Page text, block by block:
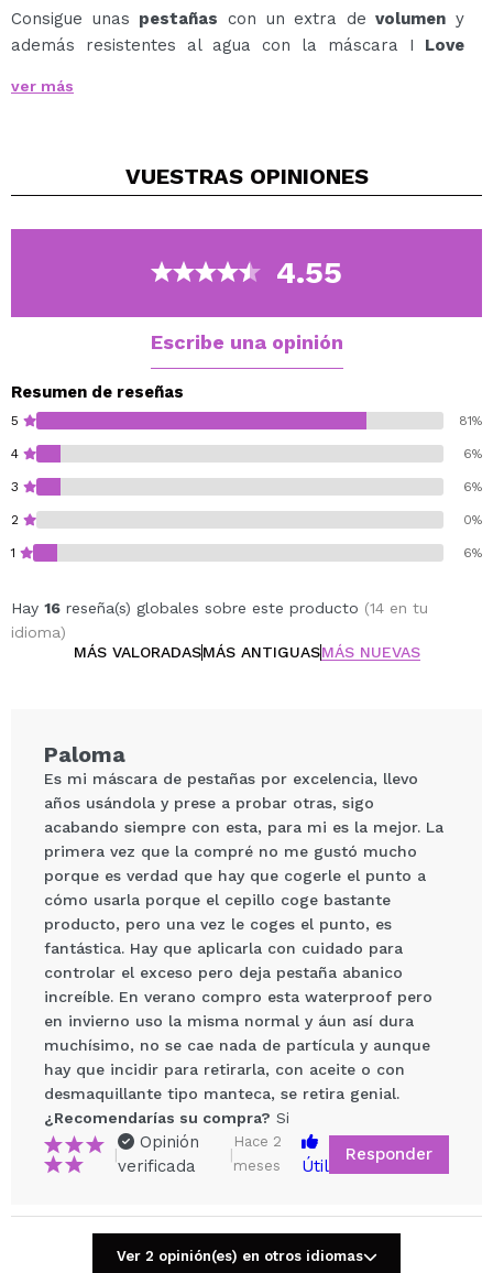
Consigue unas pestañas con un extra devolumen y
además resistentes al agua con la máscara I
Love
Estamáscara de pestañas
Su fórmula esresistente al aguay podrás llevarla
Aporta un volumen extremo y su fórmula es negra
ver más
VUESTRAS OPINIONES
4.55
Escribe una opinión
Resumen de reseñas
5 81%
4 6%
3 6%
2 0%
1 6%
Hay 16 reseña(s) globales sobre este producto (14 en tu
idioma)
MÁS VALORADASMÁS ANTIGUASMÁS NUEVAS
Compartir un vídeo o una foto
Tu vídeo podría ser el primero. Imagínatelo...
¿Recomendarías su compra? Si No
ENVIAR
Paloma
Es mi máscara de pestañas por excelencia, llevo
años usándola y prese a probar otras, sigo
acabando siempre con esta, para mi es la mejor. La
primera vez que la compré no me gustó mucho
porque es verdad que hay que cogerle el punto a
cómo usarla porque el cepillo coge bastante
producto, pero una vez le coges el punto, es
fantástica. Hay que aplicarla con cuidado para
controlar el exceso pero deja pestaña abanico
increíble. En verano compro esta waterproof pero
en invierno uso la misma normal y áun así dura
muchísimo, no se cae nada de partícula y aunque
hay que incidir para retirarla, con aceite o con
desmaquillante tipo manteca, se retira genial.
¿Recomendarías su compra? Si
|
Opinión
verificada
|
Hace 2
meses
Útil
Responder
NataliaVer 2 opinión(es) en otros idiomas